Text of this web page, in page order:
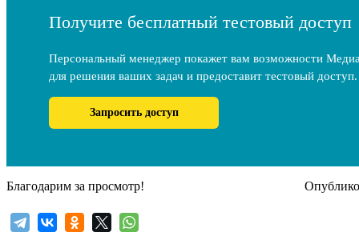
Получите бесплатный тестовый доступ
Персональный менеджер покажет вам возможности
для решения ваших задач и предоставит тестовый доступ.
Запросить доступ
Благодарим за просмотр!